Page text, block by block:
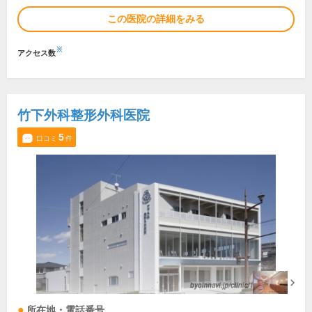
この医院の詳細をみる
アクセス数※
竹下外科整形外科医院
口コミ 5件